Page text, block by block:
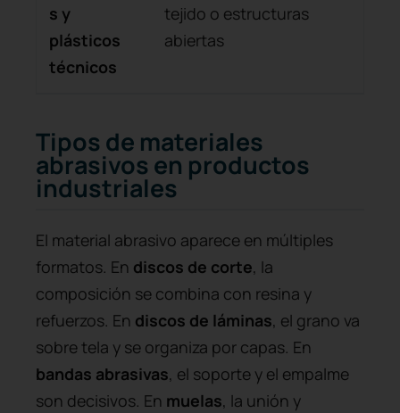
s y
plásticos
técnicos
tejido o estructuras
abiertas
Tipos de materiales
abrasivos en productos
industriales
El material abrasivo aparece en múltiples
formatos. En discos de corte, la
composición se combina con resina y
refuerzos. En discos de láminas, el grano va
sobre tela y se organiza por capas. En
bandas abrasivas, el soporte y el empalme
son decisivos. En muelas, la unión y